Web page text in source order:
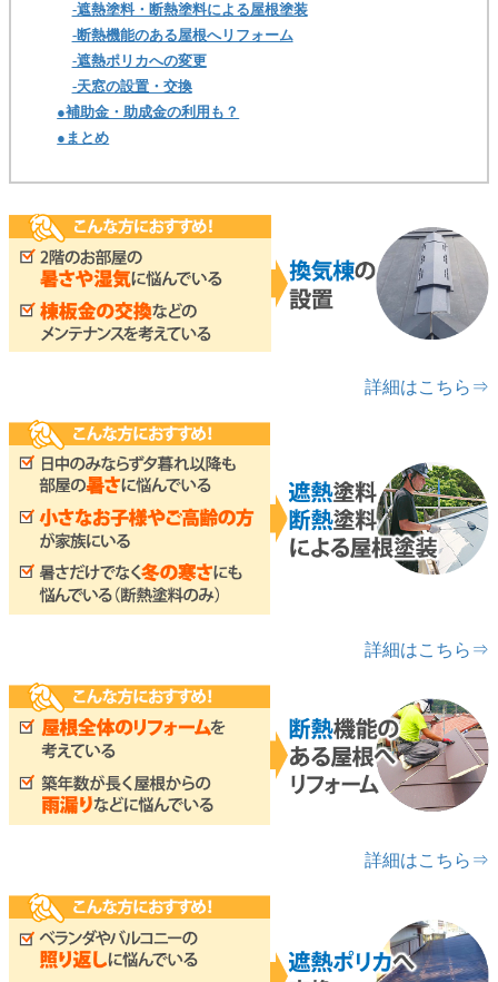
-遮熱塗料・断熱塗料による屋根塗装
-断熱機能のある屋根へリフォーム
-遮熱ポリカへの変更
-天窓の設置・交換
●補助金・助成金の利用も？
●まとめ
詳細はこちら⇒
詳細はこちら⇒
詳細はこちら⇒